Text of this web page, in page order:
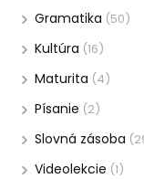
Gramatika (50)
Kultúra (16)
Maturita (4)
Písanie (2)
Slovná zásoba
Videolekcie (1)